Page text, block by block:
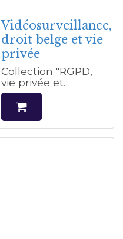
Vidéosurveillance,
droit belge et vie
privée
Collection "RGPD,
vie privée et
données à caractère
personnel"